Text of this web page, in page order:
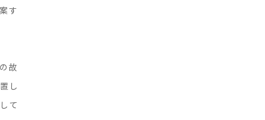
す
故
し
て